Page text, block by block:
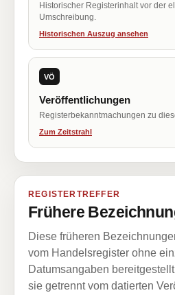
Historischer Registerinhalt vor der
Umschreibung.
Historischen Auszug ansehen
VÖ
Veröffentlichungen
Registerbekanntmachungen zu
Zum Zeitstrahl
REGISTERTREFFER
Frühere
Diese früheren
vom Handelsregister ohne
Datumsangaben
sie getrennt vom datierten